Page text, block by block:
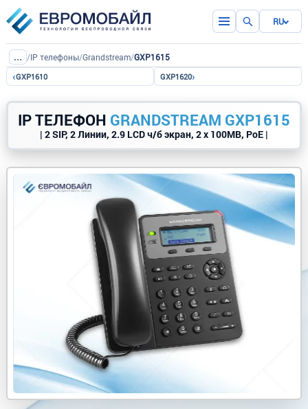
RU
... /IP телефоны/Grandstream/GXP1615
‹GXP1610 GXP1620›
IP ТЕЛЕФОН GRANDSTREAM GXP1615
| 2 SIP, 2 Линии, 2.9 LCD ч/б экран, 2 x 100MB, PoE |